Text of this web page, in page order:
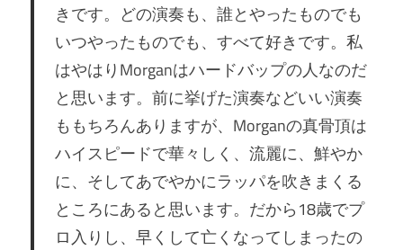
きです。どの演奏も、誰とやったものでも
いつやったものでも、すべて好きです。私
はやはりMorganはハードバップの人なのだ
と思います。前に挙げた演奏などいい演奏
ももちろんありますが、Morganの真骨頂は
ハイスピードで華々しく、流麗に、鮮やか
に、そしてあでやかにラッパを吹きまくる
ところにあると思います。だから18歳でプ
ロ入りし、早くして亡くなってしまったの